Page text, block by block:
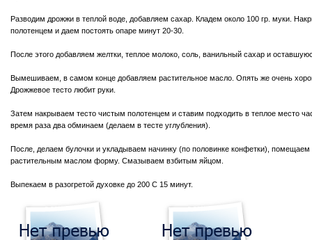
Разводим дрожжи в теплой воде, добавляем сахар. Кладем около 100 гр. муки.
полотенцем и даем постоять опаре минут 20-30.
После этого добавляем желтки, теплое молоко, соль, ванильный сахар и
Вымешиваем, в самом конце добавляем растительное масло. Опять же очень
Дрожжевое тесто любит руки.
Затем накрываем тесто чистым полотенцем и ставим подходить в теплое место
время раза два обминаем (делаем в тесте углубления).
После, делаем булочки и укладываем начинку (по половинке конфетки),
растительным маслом форму. Смазываем взбитым яйцом.
Выпекаем в разогретой духовке до 200 С 15 минут.